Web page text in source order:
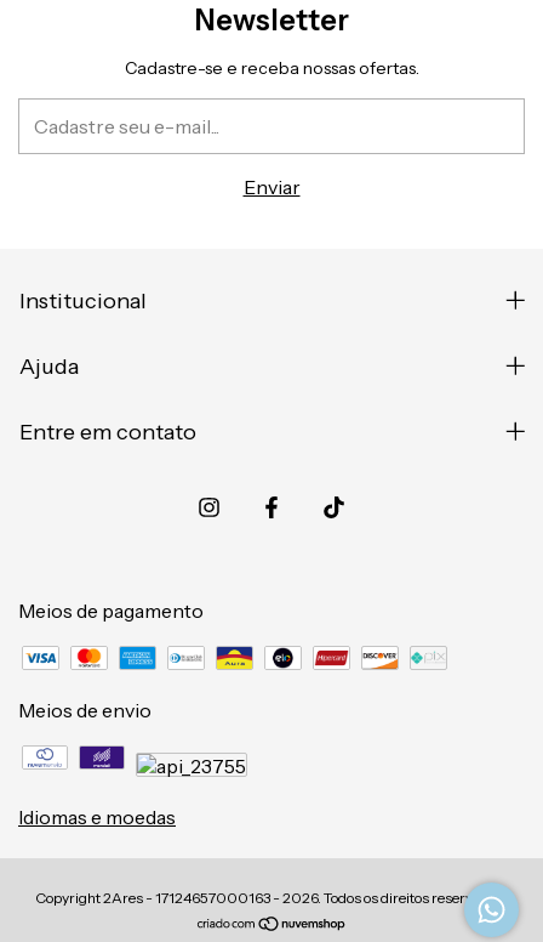
Newsletter
Cadastre-se e receba nossas ofertas.
Institucional
Ajuda
Entre em contato
Meios de pagamento
Meios de envio
Idiomas e moedas
Copyright 2Ares - 17124657000163 - 2026. Todos os direitos reservados.